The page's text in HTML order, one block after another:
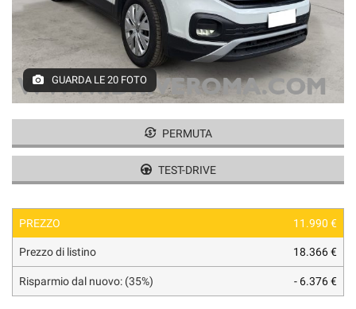
GUARDA LE 20 FOTO
PERMUTA
TEST-DRIVE
PREZZO 11.990 €
Prezzo di listino 18.366 €
Risparmio dal nuovo: (35%) - 6.376 €
tracciamento
adottiamo
per
offrire
le
funzionalità
e
le
di
descritte.
Per
maggiori
informazioni
sull'utilità